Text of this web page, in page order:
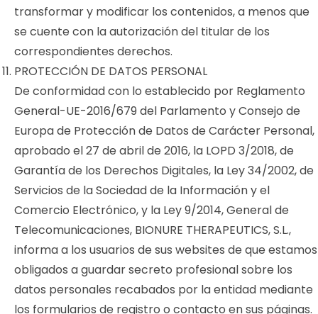
transformar y modificar los contenidos, a menos que
se cuente con la autorización del titular de los
correspondientes derechos.
PROTECCIÓN DE DATOS PERSONAL
De conformidad con lo establecido por Reglamento
General-UE-2016/679 del Parlamento y Consejo de
Europa de Protección de Datos de Carácter Personal,
aprobado el 27 de abril de 2016, la LOPD 3/2018, de
Garantía de los Derechos Digitales, la Ley 34/2002, de
Servicios de la Sociedad de la Información y el
Comercio Electrónico, y la Ley 9/2014, General de
Telecomunicaciones, BIONURE THERAPEUTICS, S.L.,
informa a los usuarios de sus websites de que estamos
obligados a guardar secreto profesional sobre los
datos personales recabados por la entidad mediante
los formularios de registro o contacto en sus páginas.